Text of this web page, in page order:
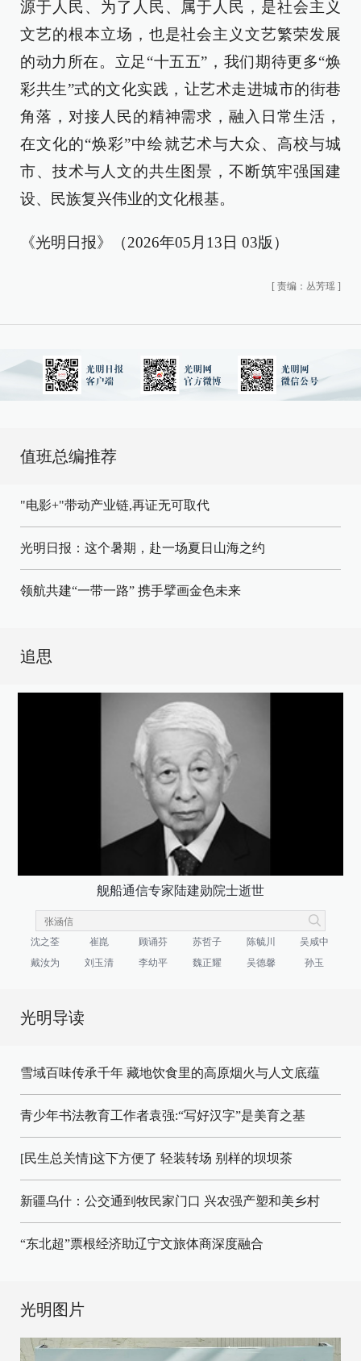
源于人民、为了人民、属于人民，是社会主义
文艺的根本立场，也是社会主义文艺繁荣发展
的动力所在。立足“十五五”，我们期待更多“焕
彩共生”式的文化实践，让艺术走进城市的街巷
角落，对接人民的精神需求，融入日常生活，
在文化的“焕彩”中绘就艺术与大众、高校与城
市、技术与人文的共生图景，不断筑牢强国建
设、民族复兴伟业的文化根基。
《光明日报》（2026年05月13日 03版）
[ 责编：丛芳瑶 ]
值班总编推荐
"电影+"带动产业链,再证无可取代
光明日报：这个暑期，赴一场夏日山海之约
领航共建“一带一路” 携手擘画金色未来
追思
舰船通信专家陆建勋院士逝世
沈之荃 崔崑 顾诵芬 苏哲子 陈毓川
吴咸中
戴汝为
刘玉清 李幼平 魏正耀 吴德馨 孙玉
光明导读
雪域百味传承千年 藏地饮食里的高原烟火与人文底蕴
青少年书法教育工作者袁强:“写好汉字”是美育之基
[民生总关情]这下方便了 轻装转场 别样的坝坝茶
新疆乌什：公交通到牧民家门口 兴农强产塑和美乡村
“东北超”票根经济助辽宁文旅体商深度融合
光明图片